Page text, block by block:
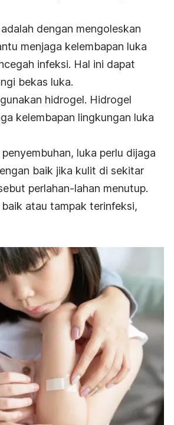
dengan mengoleskan
menjaga kelembapan luka
infeksi. Hal ini dapat
bekas luka.
hidrogel. Hidrogel
kelembapan lingkungan luka
luka perlu dijaga
baik jika kulit di sekitar
perlahan-lahan menutup.
atau tampak terinfeksi,